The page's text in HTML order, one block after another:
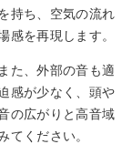
持ち、空気の流れ
感を再現します。
た、外部の音も適
感が少なく、頭や
の広がりと高音域
てください。